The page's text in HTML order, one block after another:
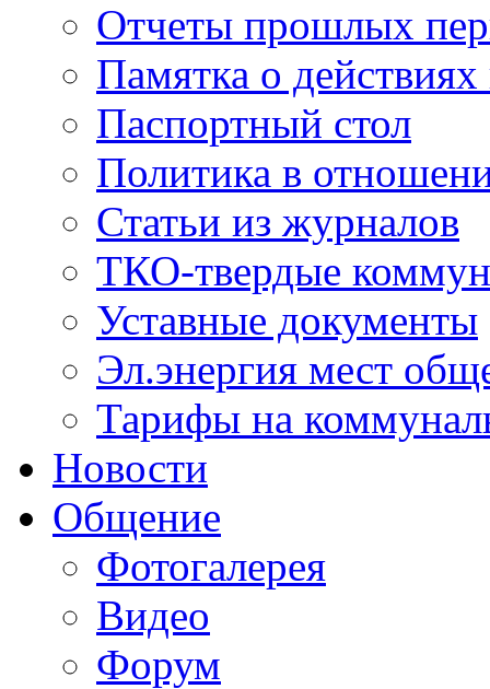
Отчеты прошлых
Памятка о
Паспортный стол
Политика в
Статьи из журналов
ТКО-твердые
Уставные документы
Эл.энергия мест
Тарифы на
Новости
Общение
Фотогалерея
Видео
Форум